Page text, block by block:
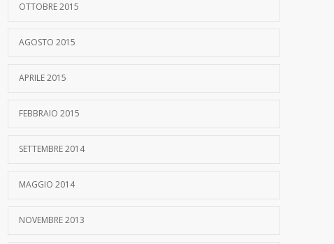
OTTOBRE 2015
AGOSTO 2015
APRILE 2015
FEBBRAIO 2015
SETTEMBRE 2014
MAGGIO 2014
NOVEMBRE 2013